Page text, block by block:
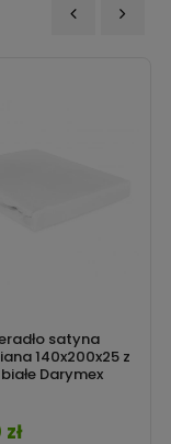
satyna
140x200x25 z
Darymex